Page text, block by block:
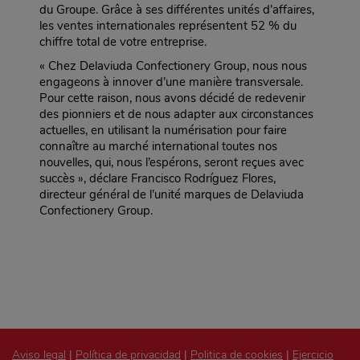
du Groupe. Grâce à ses différentes unités d’affaires,
les ventes internationales représentent 52 % du
chiffre total de votre entreprise.
« Chez Delaviuda Confectionery Group, nous nous
engageons à innover d’une manière transversale.
Pour cette raison, nous avons décidé de redevenir
des pionniers et de nous adapter aux circonstances
actuelles, en utilisant la numérisation pour faire
connaître au marché international toutes nos
nouvelles, qui, nous l’espérons, seront reçues avec
succès », déclare Francisco Rodríguez Flores,
directeur général de l’unité marques de Delaviuda
Confectionery Group.
Aviso legal | Política de privacidad | Politica de cookies | Ejercicio